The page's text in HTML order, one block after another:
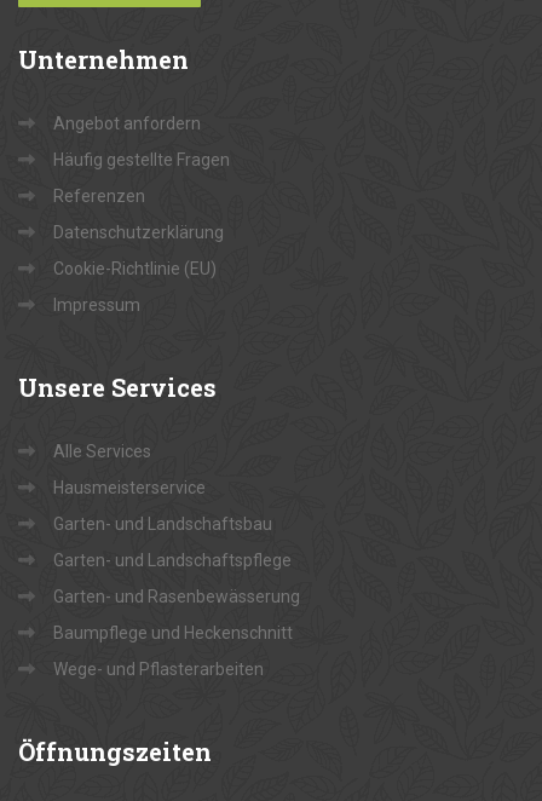
Unternehmen
Angebot anfordern
Häufig gestellte Fragen
Referenzen
Datenschutzerklärung
Cookie-Richtlinie (EU)
Impressum
Unsere Services
Alle Services
Hausmeisterservice
Garten- und Landschaftsbau
Garten- und Landschaftspflege
Garten- und Rasenbewässerung
Baumpflege und Heckenschnitt
Wege- und Pflasterarbeiten
Öffnungszeiten